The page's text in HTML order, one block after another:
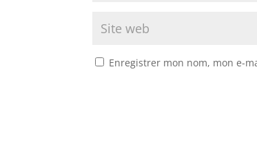
Enregistrer mon nom, mon e-